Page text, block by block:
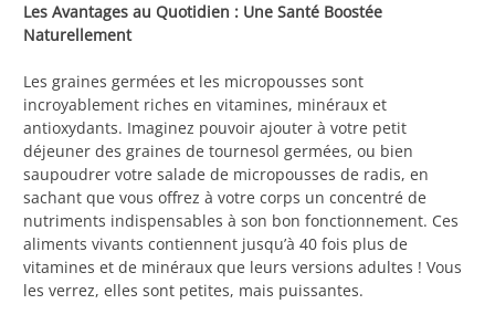
Les Avantages au Quotidien : Une Santé Boostée
Naturellement
Les graines germées et les micropousses sont
incroyablement riches en vitamines, minéraux et
antioxydants. Imaginez pouvoir ajouter à votre petit
déjeuner des graines de tournesol germées, ou bien
saupoudrer votre salade de micropousses de radis, en
sachant que vous offrez à votre corps un concentré de
nutriments indispensables à son bon fonctionnement. Ces
aliments vivants contiennent jusqu’à 40 fois plus de
vitamines et de minéraux que leurs versions adultes ! Vous
les verrez, elles sont petites, mais puissantes.